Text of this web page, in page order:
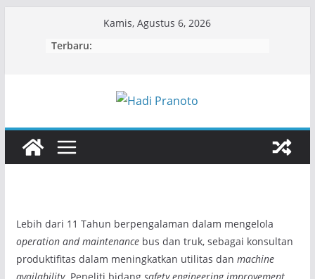
Kamis, Agustus 6, 2026
Terbaru:
Lebih dari 11 Tahun berpengalaman dalam mengelola
operation and maintenancebus dan truk, sebagai konsultan
produktifitas dalam meningkatkan utilitas dan machine